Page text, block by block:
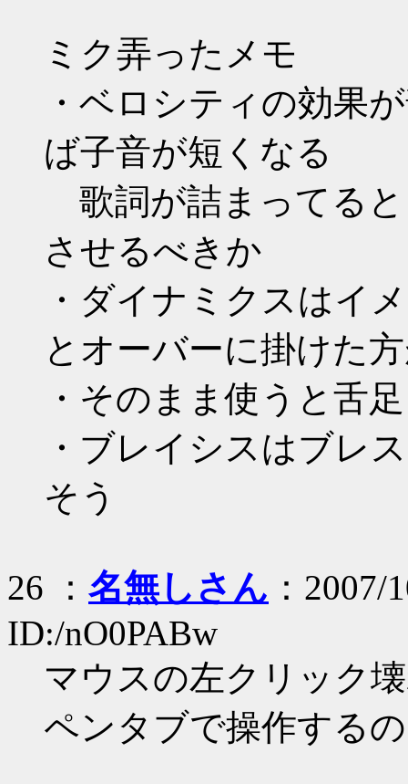
ミク弄ったメモ
・ベロシティの効果
ば子音が短くなる
歌詞が詰まってる
させるべきか
・ダイナミクスはイ
とオーバーに掛けた
・そのまま使うと舌
・ブレイシスはブレ
そう
26 ： 名無しさん ：2007/
ID:/nO0PABw
マウスの左クリック
ペンタブで操作する